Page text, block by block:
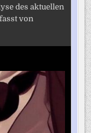
des aktuellen
von